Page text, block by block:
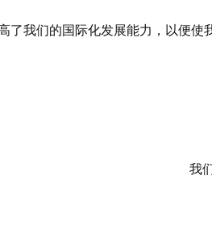
了我们的国际化发展能力，以便使
我